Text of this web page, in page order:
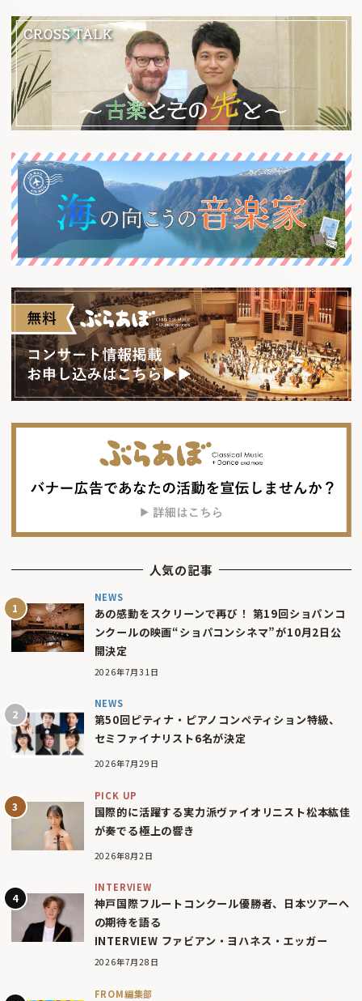
人気の記事
NEWS
あの感動をスクリーンで再び！ 第19回ショパンコ
ンクールの映画“ショパコンシネマ”が10月2日公
開決定
2026年7月31日
NEWS
第50回ピティナ・ピアノコンペティション特級、
セミファイナリスト6名が決定
2026年7月29日
PICK UP
国際的に活躍する実力派ヴァイオリニスト松本紘佳
が奏でる極上の響き
2026年8月2日
INTERVIEW
神戸国際フルートコンクール優勝者、日本ツアーへ
の期待を語る
INTERVIEW ファビアン・ヨハネス・エッガー
2026年7月28日
FROM編集部